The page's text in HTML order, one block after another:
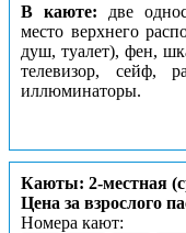
В каюте: две
место верхнего
душ, туалет), фен,
телевизор, сейф,
иллюминаторы.
Каюты: 2-местная
Цена за взрослого
Номера кают: